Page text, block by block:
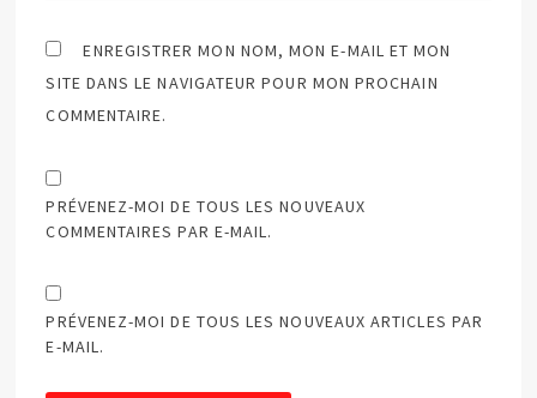
ENREGISTRER MON NOM, MON E-MAIL ET MON
SITE DANS LE NAVIGATEUR POUR MON PROCHAIN
COMMENTAIRE.
PRÉVENEZ-MOI DE TOUS LES NOUVEAUX
COMMENTAIRES PAR E-MAIL.
PRÉVENEZ-MOI DE TOUS LES NOUVEAUX ARTICLES PAR
E-MAIL.